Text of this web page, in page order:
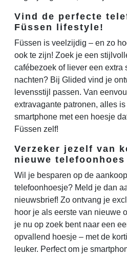
Vind de perfecte
Füssen lifestyle!
Füssen is veelzijdig – en zo
ook te zijn! Zoek je een
cafébezoek of liever een extra
nachten? Bij Glided vind je
levensstijl passen. Van
extravagante patronen, alles
smartphone met een hoesje
Füssen zelf!
Verzeker jezelf van
nieuwe
Wil je besparen op de
telefoonhoesje? Meld je dan
nieuwsbrief! Zo ontvang je
hoor je als eerste van nieuwe
je nu op zoek bent naar een
opvallend hoesje – met de
leuker. Perfect om je